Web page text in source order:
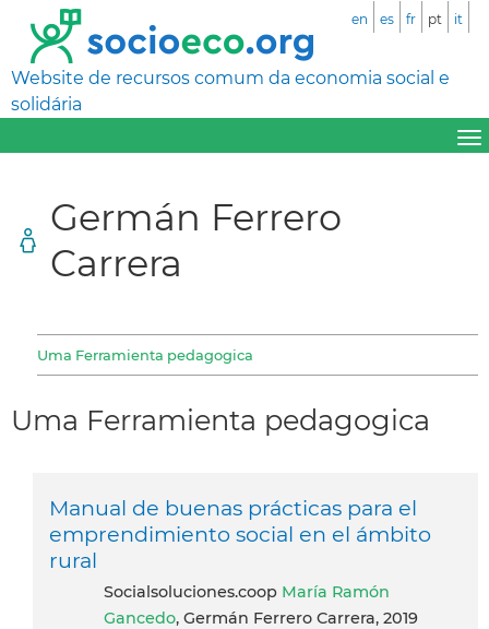
Website de recursos comum da economia social e
solidária
en es fr pt it
Germán Ferrero
Carrera
Uma Ferramienta pedagogica
Uma Ferramienta pedagogica
Manual de buenas prácticas para el
emprendimiento social en el ámbito
rural
socialsoluciones.coop María Ramón
Gancedo, Germán Ferrero Carrera, 2019